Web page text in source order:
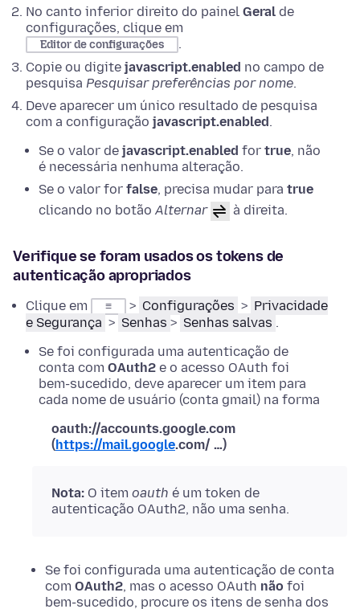
No canto inferior direito do painel Geral de
configurações, clique em
Editor de configurações
.
Copie ou digite javascript.enabled no campo de
pesquisa Pesquisar preferências por nome.
Deve aparecer um único resultado de pesquisa
com a configuração javascript.enabled .
Se o valor de javascript.enabled for true, não
é necessária nenhuma alteração.
Se o valor for false, precisa mudar para true
clicando no botão Alternar à direita.
Verifique se foram usados os tokens de
autenticação apropriados
Clique em ≡ > Configurações > Privacidade
e Segurança > Senhas > Senhas salvas .
Se foi configurada uma autenticação de
conta com OAuth2 e o acesso OAuth foi
bem-sucedido, deve aparecer um item para
cada nome de usuário (conta gmail) na forma
oauth://accounts.google.com
( https://mail.google.com/ …)
Nota: O item oauth é um token de
autenticação OAuth2, não uma senha.
Se foi configurada uma autenticação de conta
com OAuth2, mas o acesso OAuth não foi
bem-sucedido, procure os itens de senha dos